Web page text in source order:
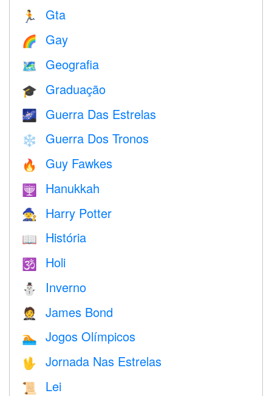
🏃 Gta
🌈 Gay
🗺 Geografia
🎓 Graduação
🌌 Guerra Das Estrelas
❄️ Guerra Dos Tronos
🔥 Guy Fawkes
🕎 Hanukkah
🧙 Harry Potter
📖 História
🕉 Holi
⛄ Inverno
🤵 James Bond
🏊 Jogos Olímpicos
🖖 Jornada Nas Estrelas
📜 Lei